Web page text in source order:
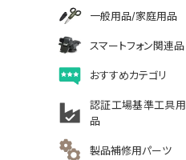
一般用品/家庭用品
スマートフォン関連品
おすすめカテゴリ
認証工場基準工具用
品
製品補修用パーツ